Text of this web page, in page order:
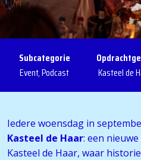
Subcategorie
Event, Podcast
Kasteel de
Iedere woensdag in
Kasteel de Haar: een
Kasteel de Haar, waar